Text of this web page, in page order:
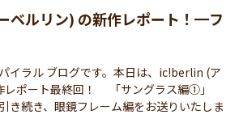
ベルリン) の新作レポート！━フ
ラル ブログです。本日は、ic!berlin (ア
レポート最終回！ 「サングラス編①」
き続き、眼鏡フレーム編をお送りいたしま